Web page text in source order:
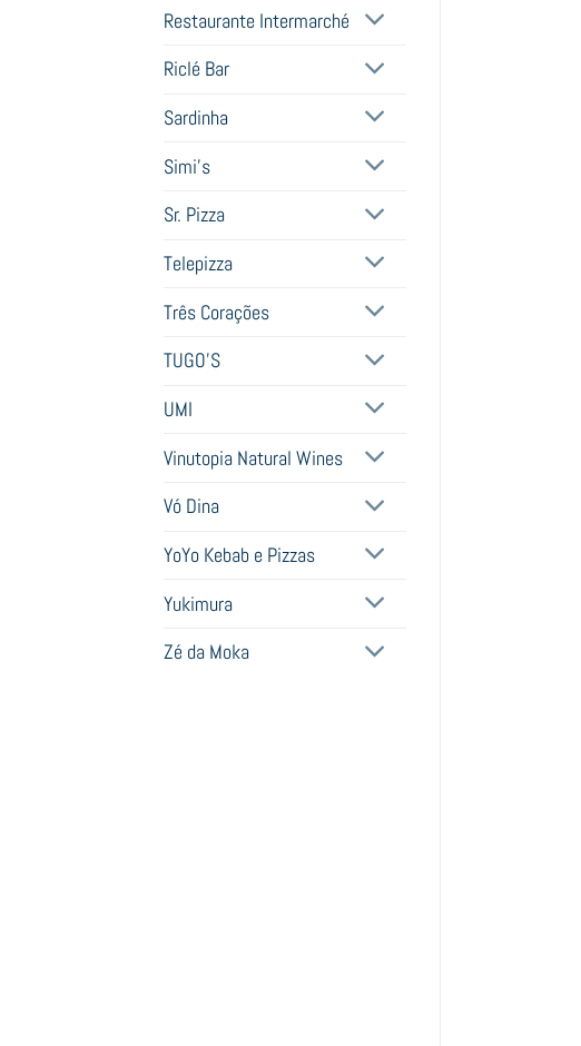
Restaurante Intermarché
Riclé Bar
Sardinha
Simi's
Sr. Pizza
Telepizza
Três Corações
TUGO'S
UMI
Vinutopia Natural Wines
Vó Dina
YoYo Kebab e Pizzas
Yukimura
Zé da Moka